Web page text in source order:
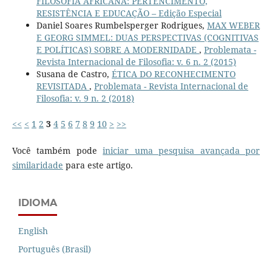
RESISTÊNCIA E EDUCAÇÃO – Edição Especial
Daniel Soares Rumbelsperger Rodrigues, MAX WEBER
E GEORG SIMMEL: DUAS PERSPECTIVAS (COGNITIVAS
E POLÍTICAS) SOBRE A MODERNIDADE , Problemata -
Revista Internacional de Filosofia: v. 6 n. 2 (2015)
Susana de Castro, ÉTICA DO RECONHECIMENTO
REVISITADA , Problemata - Revista Internacional de
Filosofia: v. 9 n. 2 (2018)
<< < 1 2 3 4 5 6 7 8 9 10 > >>
Você também podeiniciar uma pesquisa avançada por
similaridade para este artigo.
IDIOMA
English
Português (Brasil)